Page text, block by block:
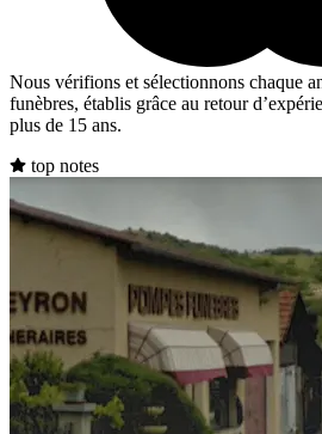
Nous vérifions et sélectionnons chaque
funèbres, établis grâce au retour
plus de 15 ans.
top notes